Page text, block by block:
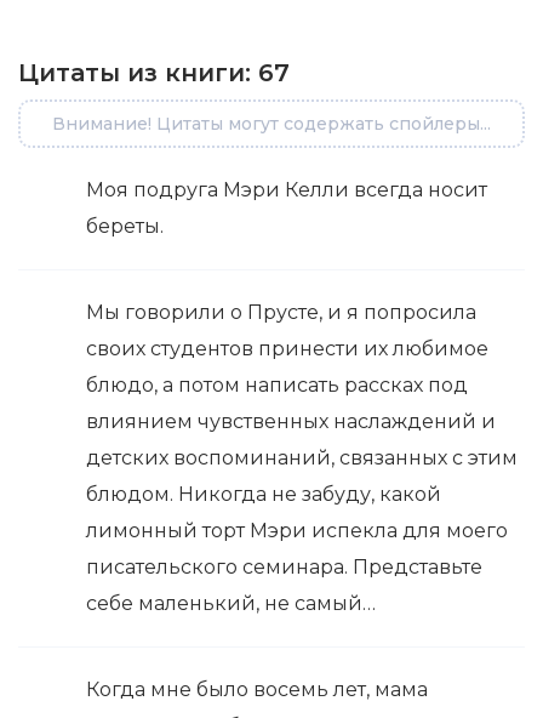
Цитаты из книги: 67
Внимание! Цитаты могут содержать спойлеры...
Моя подруга Мэри Келли всегда носит
береты.
Мы говорили о Прусте, и я попросила
своих студентов принести их любимое
блюдо, а потом написать рассках под
влиянием чувственных наслаждений и
детских воспоминаний, связанных с этим
блюдом. Никогда не забуду, какой
лимонный торт Мэри испекла для моего
писательского семинара. Представьте
себе маленький, не самый…
Когда мне было восемь лет, мама